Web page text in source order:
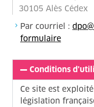
30105 Alès Cédex
Par courriel :
formulaire
Conditions
Ce site est
législation